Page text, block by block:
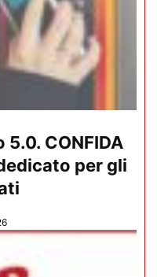
CONFIDA
per gli